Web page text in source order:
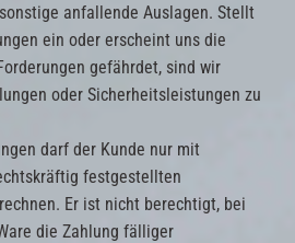
anfallende Auslagen. Stellt
ein oder erscheint uns die
gefährdet, sind wir
oder Sicherheitsleistungen zu
darf der Kunde nur mit
festgestellten
Er ist nicht berechtigt, bei
die Zahlung fälliger